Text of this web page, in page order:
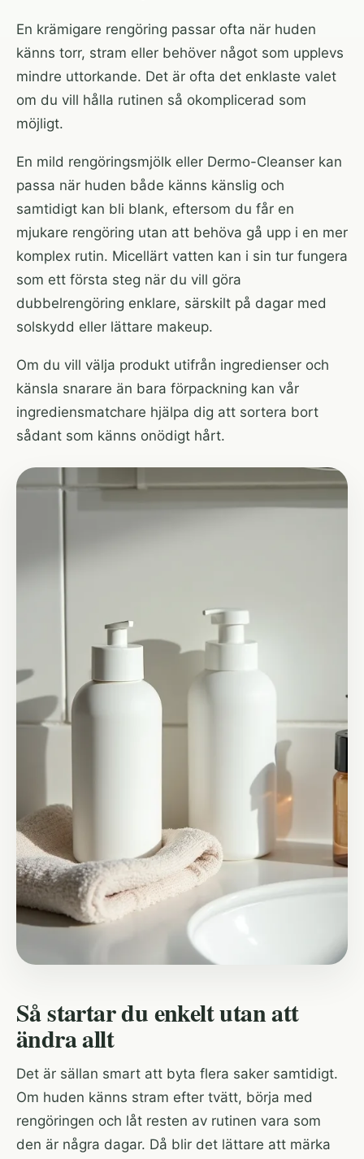
En krämigare rengöring passar ofta när huden
känns torr, stram eller behöver något som upplevs
mindre uttorkande. Det är ofta det enklaste valet
om du vill hålla rutinen så okomplicerad som
möjligt.
En mild rengöringsmjölk eller Dermo-Cleanser kan
passa när huden både känns känslig och
samtidigt kan bli blank, eftersom du får en
mjukare rengöring utan att behöva gå upp i en mer
komplex rutin. Micellärt vatten kan i sin tur fungera
som ett första steg när du vill göra
dubbelrengöring enklare, särskilt på dagar med
solskydd eller lättare makeup.
Om du vill välja produkt utifrån ingredienser och
känsla snarare än bara förpackning kan vår
ingrediensmatchare hjälpa dig att sortera bort
sådant som känns onödigt hårt.
Så startar du enkelt utan att
ändra allt
Det är sällan smart att byta flera saker samtidigt.
Om huden känns stram efter tvätt, börja med
rengöringen och låt resten av rutinen vara som
den är några dagar. Då blir det lättare att märka